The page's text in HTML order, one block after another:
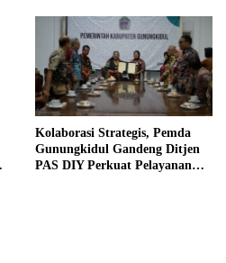
Kolaborasi Strategis, Pemda
Gunungkidul Gandeng Ditjen
PAS DIY Perkuat Pelayanan